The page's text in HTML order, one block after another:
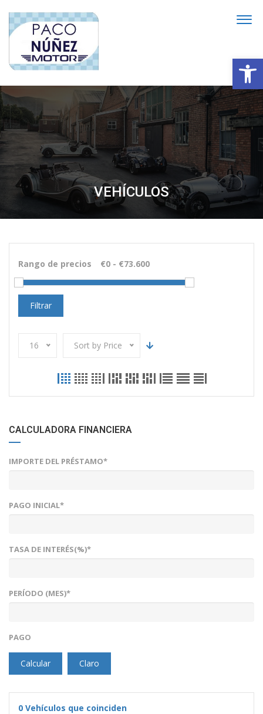
VEHÍCULOS
Rango de precios
Filtrar
16 Sort by Price
CALCULADORA FINANCIERA
IMPORTE DEL PRÉSTAMO*
PAGO INICIAL*
TASA DE INTERÉS(%)*
PERÍODO (MES)*
PAGO
Calcular Claro
0 Vehículos que coinciden